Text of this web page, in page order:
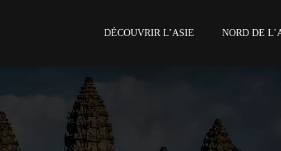
DÉCOUVRIR L’ASIE NORD DE